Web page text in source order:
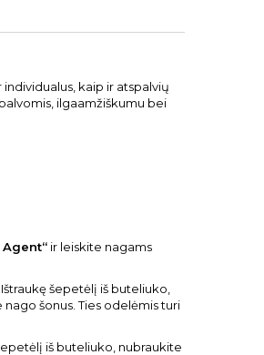
kaip ir atspalvių
ilgaamžiškumu bei
ir leiskite nagams
šepetėlį iš buteliuko,
šonus. Ties odelėmis turi
iš buteliuko, nubraukite